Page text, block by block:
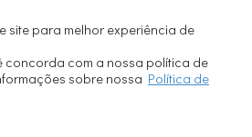
13563-120
prédio CFBio)
prédio poloTErRA)
site para melhor experiência de
concorda com a nossa política de
sobre nossa Política de